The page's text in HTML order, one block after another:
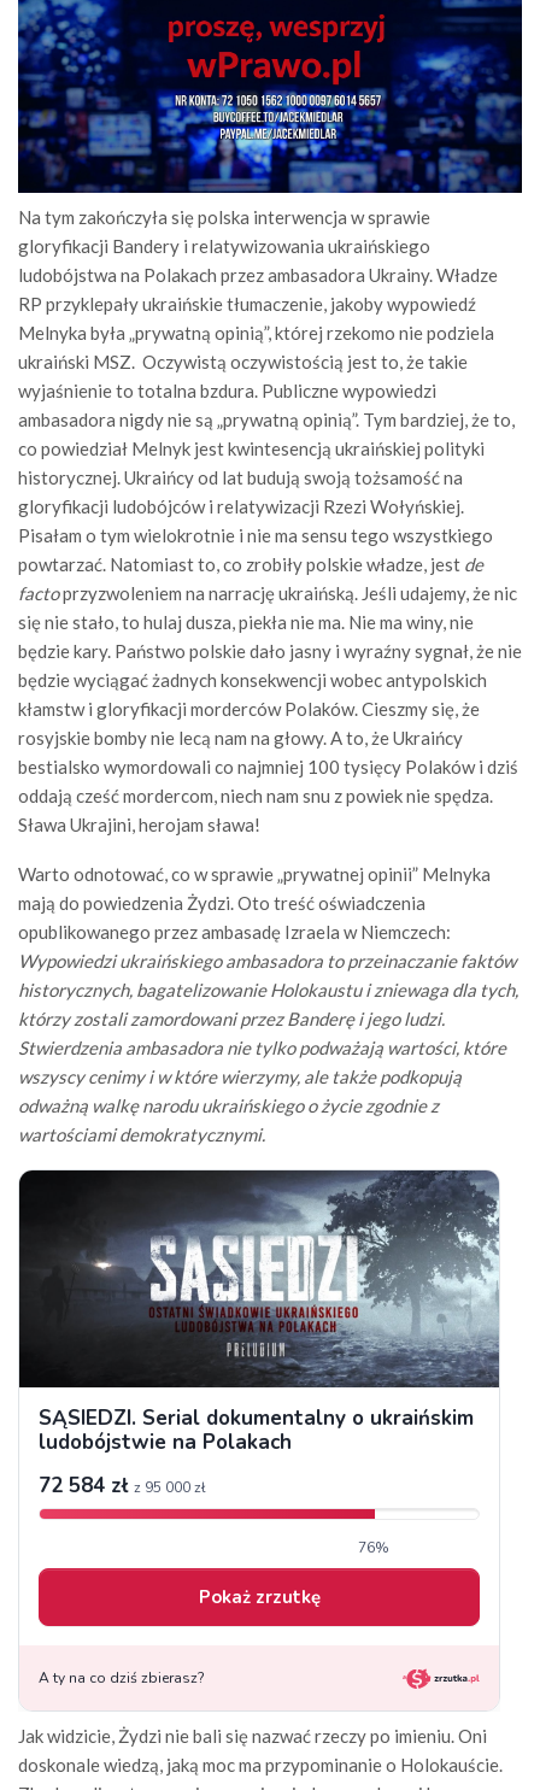
Na tym zakończyła się polska interwencja w sprawie
gloryfikacji Bandery i relatywizowania ukraińskiego
ludobójstwa na Polakach przez ambasadora Ukrainy. Władze
RP przyklepały ukraińskie tłumaczenie, jakoby wypowiedź
Melnyka była „prywatną opinią”, której rzekomo nie podziela
ukraiński MSZ. Oczywistą oczywistością jest to, że takie
wyjaśnienie to totalna bzdura. Publiczne wypowiedzi
ambasadora nigdy nie są „prywatną opinią”. Tym bardziej, że to,
co powiedział Melnyk jest kwintesencją ukraińskiej polityki
historycznej. Ukraińcy od lat budują swoją tożsamość na
gloryfikacji ludobójców i relatywizacji Rzezi Wołyńskiej.
Pisałam o tym wielokrotnie i nie ma sensu tego wszystkiego
powtarzać. Natomiast to, co zrobiły polskie władze, jest de
factoprzyzwoleniem na narrację ukraińską. Jeśli udajemy, że nic
się nie stało, to hulaj dusza, piekła nie ma. Nie ma winy, nie
będzie kary. Państwo polskie dało jasny i wyraźny sygnał, że nie
będzie wyciągać żadnych konsekwencji wobec antypolskich
kłamstw i gloryfikacji morderców Polaków. Cieszmy się, że
rosyjskie bomby nie lecą nam na głowy. A to, że Ukraińcy
bestialsko wymordowali co najmniej 100 tysięcy Polaków i dziś
oddają cześć mordercom, niech nam snu z powiek nie spędza.
Sława Ukrajini, herojam sława!
Warto odnotować, co w sprawie „prywatnej opinii” Melnyka
mają do powiedzenia Żydzi. Oto treść oświadczenia
opublikowanego przez ambasadę Izraela w Niemczech:
Wypowiedzi ukraińskiego ambasadora to przeinaczanie faktów
historycznych, bagatelizowanie Holokaustu i zniewaga dla tych,
którzy zostali zamordowani przez Banderę i jego ludzi.
Stwierdzenia ambasadora nie tylko podważają wartości, które
wszyscy cenimy i w które wierzymy, ale także podkopują
odważną walkę narodu ukraińskiego o życie zgodnie z
wartościami demokratycznymi.
Jak widzicie, Żydzi nie bali się nazwać rzeczy po imieniu. Oni
doskonale wiedzą, jaką moc ma przypominanie o Holokauście.